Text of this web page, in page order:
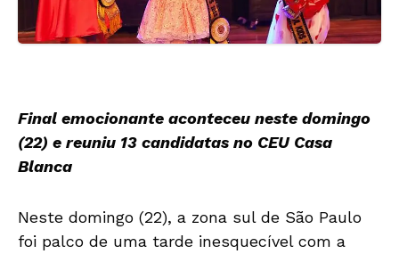
Final emocionante aconteceu neste domingo
(22) e reuniu 13 candidatas no CEU Casa
Blanca
Neste domingo (22), a zona sul de São Paulo
foi palco de uma tarde inesquecível com a